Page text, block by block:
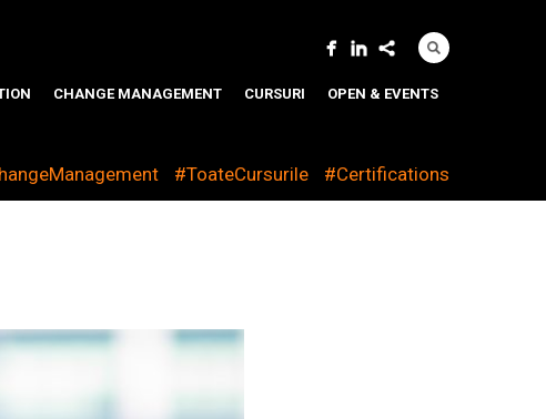
CHANGE MANAGEMENT CURSURI OPEN & EVENTS
#ToateCursurile #Certifications